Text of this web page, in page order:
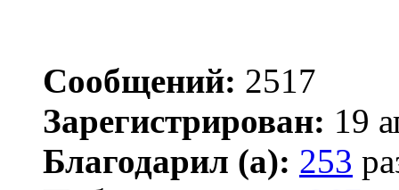
Сообщений: 2517
Зарегистрирован: 19
Благодарил (а): 253